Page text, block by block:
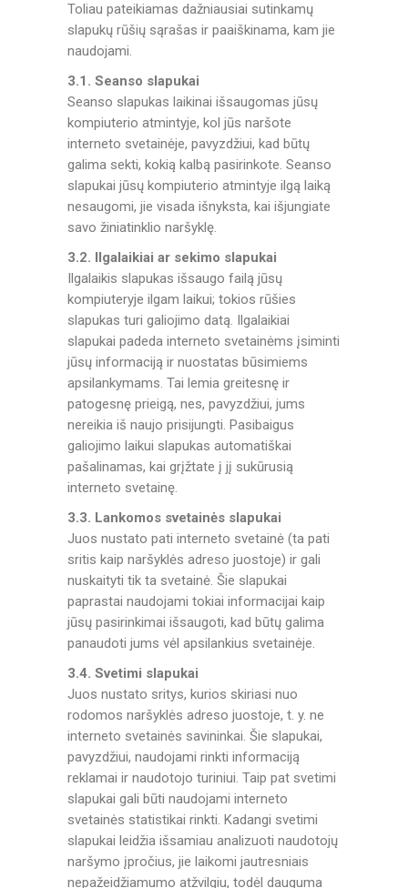
Toliau pateikiamas dažniausiai sutinkamų
slapukų rūšių sąrašas ir paaiškinama, kam jie
naudojami.
3.1. Seanso slapukai
Seanso slapukas laikinai išsaugomas jūsų
kompiuterio atmintyje, kol jūs naršote
interneto svetainėje, pavyzdžiui, kad būtų
galima sekti, kokią kalbą pasirinkote. Seanso
slapukai jūsų kompiuterio atmintyje ilgą laiką
nesaugomi, jie visada išnyksta, kai išjungiate
savo žiniatinklio naršyklę.
3.2. Ilgalaikiai ar sekimo slapukai
Ilgalaikis slapukas išsaugo failą jūsų
kompiuteryje ilgam laikui; tokios rūšies
slapukas turi galiojimo datą. Ilgalaikiai
slapukai padeda interneto svetainėms įsiminti
jūsų informaciją ir nuostatas būsimiems
apsilankymams. Tai lemia greitesnę ir
patogesnę prieigą, nes, pavyzdžiui, jums
nereikia iš naujo prisijungti. Pasibaigus
galiojimo laikui slapukas automatiškai
pašalinamas, kai grįžtate į jį sukūrusią
interneto svetainę.
3.3. Lankomos svetainės slapukai
Juos nustato pati interneto svetainė (ta pati
sritis kaip naršyklės adreso juostoje) ir gali
nuskaityti tik ta svetainė. Šie slapukai
paprastai naudojami tokiai informacijai kaip
jūsų pasirinkimai išsaugoti, kad būtų galima
panaudoti jums vėl apsilankius svetainėje.
3.4. Svetimi slapukai
Juos nustato sritys, kurios skiriasi nuo
rodomos naršyklės adreso juostoje, t. y. ne
interneto svetainės savininkai. Šie slapukai,
pavyzdžiui, naudojami rinkti informaciją
reklamai ir naudotojo turiniui. Taip pat svetimi
slapukai gali būti naudojami interneto
svetainės statistikai rinkti. Kadangi svetimi
slapukai leidžia išsamiau analizuoti naudotojų
naršymo įpročius, jie laikomi jautresniais
nepažeidžiamumo atžvilgiu, todėl dauguma